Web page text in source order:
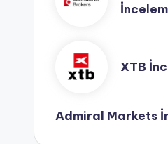
XTB
Admiral Markets